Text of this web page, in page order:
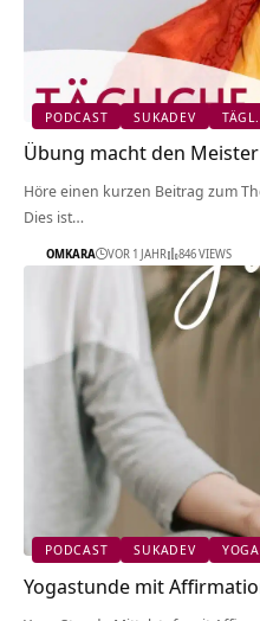
PODCAST SUKADEV
Übung macht den
Höre einen kurzen Beitrag zum
Dies ist…
OMKARA VOR 1 JAHR 846 VIEWS
PODCAST SUKADEV
Yogastunde mit